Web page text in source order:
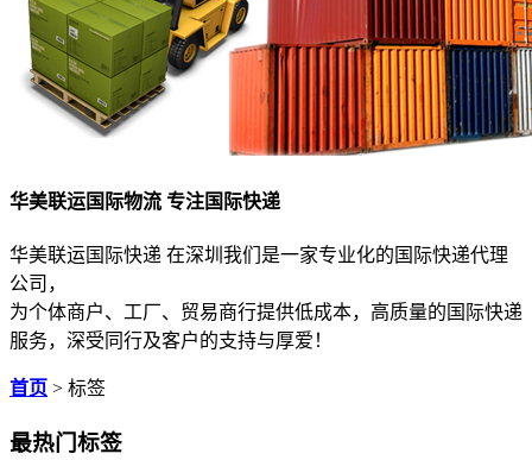
华美联运国际物流 专注国际快递
华美联运国际快递 在深圳我们是一家专业化的国际快递代理
公司，
为个体商户、工厂、贸易商行提供低成本，高质量的国际快递
服务，深受同行及客户的支持与厚爱！
首页 > 标签
最热门标签